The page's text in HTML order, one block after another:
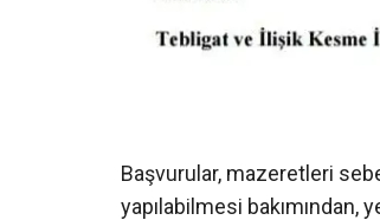
Başvurular, mazeretleri
yapılabilmesi bakımından,